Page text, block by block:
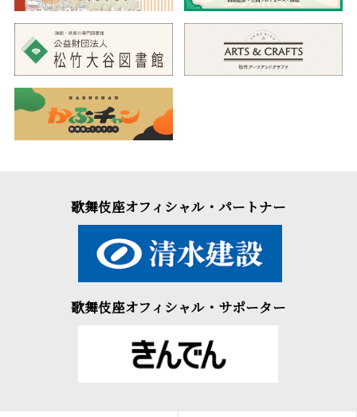
歌舞伎座オフィシャル・パートナー
歌舞伎座オフィシャル・サポーター